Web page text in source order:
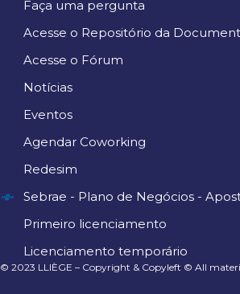
Faça uma pergunta
Acesse o Repositório da
Acesse o Fórum
Notícias
Eventos
Agendar Coworking
Redesim
Sebrae - Plano de Negócios -
Primeiro licenciamento
Licenciamento temporário
© 2023 LLIÈGE – Copyright & Copyleft © All